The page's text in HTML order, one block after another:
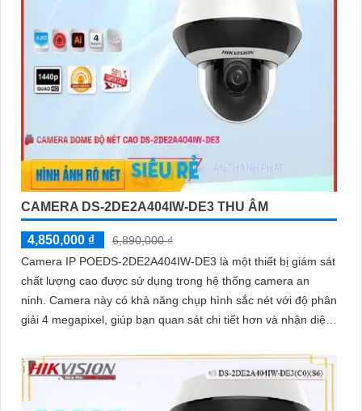
CAMERA DS-2DE2A404IW-DE3 THU ÂM
4,850,000 ₫
6,890,000 ₫
Camera IP POEDS-2DE2A404IW-DE3 là một thiết bị giám sát
chất lượng cao được sử dụng trong hệ thống camera an
ninh. Camera này có khả năng chụp hình sắc nét với độ phân
giải 4 megapixel, giúp bạn quan sát chi tiết hơn và nhận diện